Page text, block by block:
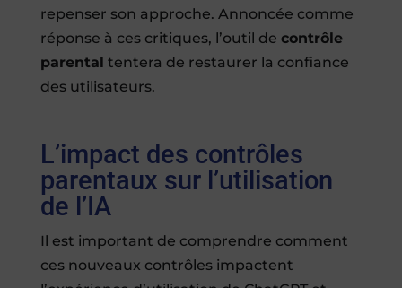
repenser son approche. Annoncée comme
réponse à ces critiques, l’outil de contrôle
parental tentera de restaurer la confiance
des utilisateurs.
L’impact des contrôles
parentaux sur l’utilisation
de l’IA
Il est important de comprendre comment
ces nouveaux contrôles impactent